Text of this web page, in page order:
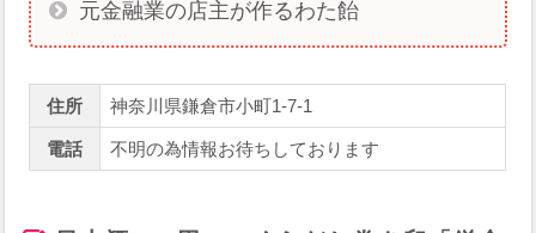
元金融業の店主が作るわた飴
住所 神奈川県鎌倉市小町1-7-1
電話 不明の為情報お待ちしております